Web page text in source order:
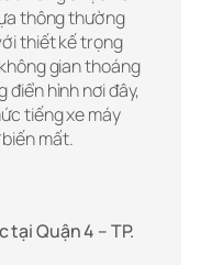
thông thường
thiết kế trọng
gian thoáng
điển hình nơi đây,
tiếng xe máy
mất.
tại Quận 4 – TP.